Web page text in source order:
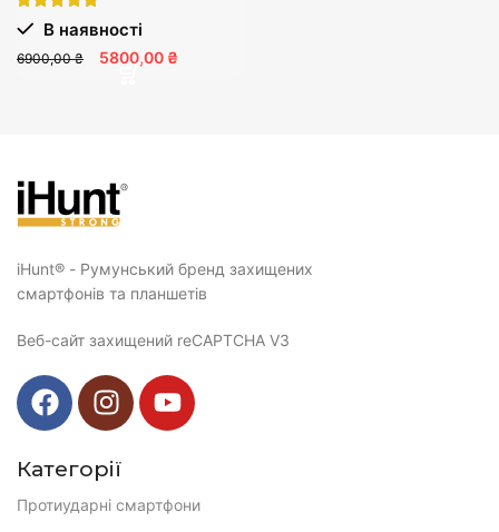
В наявності
6900,00 ₴ 5800,00 ₴
iHunt® - Румунський бренд захищених
смартфонів та планшетів
Веб-сайт захищений reCAPTCHA V3
Категорії
Протиударні смартфони